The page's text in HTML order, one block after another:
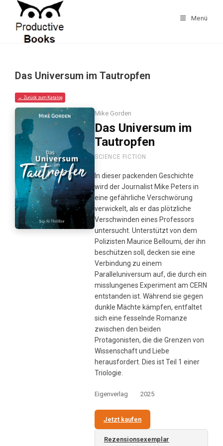
springen
Menü
Das Universum im Tautropfen
← Zurück zum Katalog
Mike Gorden
Das Universum im
Tautropfen
SCIENCE FICTION
In dieser packenden Geschichte
wird der Journalist Mike Peters in
eine gefährliche Verschwörung
verwickelt, als er das plötzliche
Verschwinden eines Professors
untersucht. Unterstützt von dem
Polizisten Maurice Belloumi, der ihn
beschützen soll, decken sie eine
Verbindung zu einem
Paralleluniversum auf, die durch ein
misslungenes Experiment am CERN
entstanden ist. Während sie gegen
dunkle Mächte kämpfen, entfaltet
sich eine fesselnde Romanze
zwischen den beiden
Protagonisten, die die Grenzen von
Wissenschaft und Liebe
herausfordert. Dies ist Teil 1 einer
Triologie.
Eigenverlag · 2025
Jetzt kaufen
Rezensionsexemplar